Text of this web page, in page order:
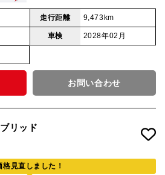
走行距離 9,473km
車検 2028年02月
お問い合わせ
リッド
格見直しました！